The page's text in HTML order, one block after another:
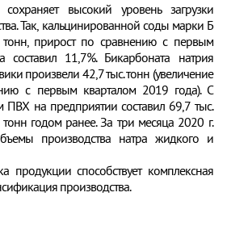
высокий уровень загрузки
Так, кальцинированной соды марки Б
прирост по сравнению с первым
составил 11,7%. Бикарбоната натрия
произвели 42,7 тыс. тонн (увеличение
с первым кварталом 2019 года). С
на предприятии составил 69,7 тыс.
годом ранее. За три месяца 2020 г.
производства натра жидкого и
продукции способствует комплексная
производства.